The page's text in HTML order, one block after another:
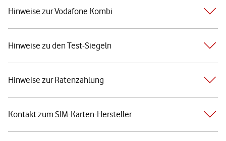
Hinweise zur Vodafone Kombi
Hinweise zu den Test-Siegeln
Hinweise zur Ratenzahlung
Kontakt zum SIM-Karten-Hersteller